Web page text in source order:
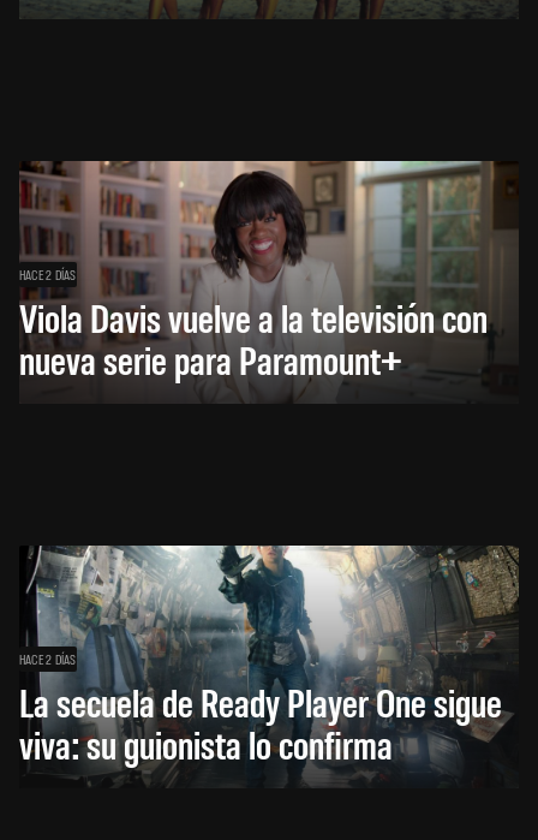
HACE 2 DÍAS
Viola Davis vuelve a la televisión con
nueva serie para Paramount+
HACE 2 DÍAS
La secuela de Ready Player One sigue
viva: su guionista lo confirma